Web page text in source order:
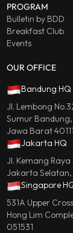
PROGRAM
Bulletin by BDD
Breakfast Club
Events
OUR OFFICE
Bandung HQ
Jl. Lembong
Sumur
Jawa Barat 40111
Jakarta HQ
Jl. Kemang Raya
Jakarta Selatan,
Singapore
531A Upper
Hong Lim
051531